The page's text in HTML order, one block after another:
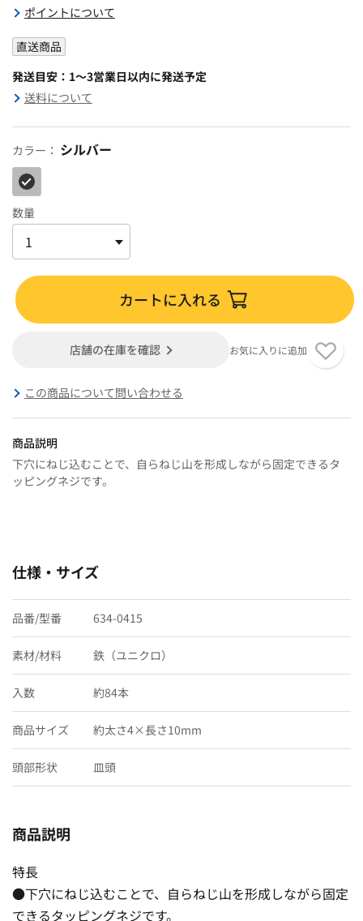
ポイントについて
直送商品
発送目安：1～3営業日以内に発送予定
送料について
カラー： シルバー
数量
カートに入れる
店舗の在庫を確認 お気に入りに追加
この商品について問い合わせる
商品説明
下穴にねじ込むことで、自らねじ山を形成しながら固定できるタ
ッピングネジです。
仕様・サイズ
品番/型番 634-0415
素材/材料 鉄（ユニクロ）
入数 約84本
商品サイズ 約太さ4×長さ10mm
頭部形状 皿頭
商品説明
特長
●下穴にねじ込むことで、自らねじ山を形成しながら固定
できるタッピングネジです。